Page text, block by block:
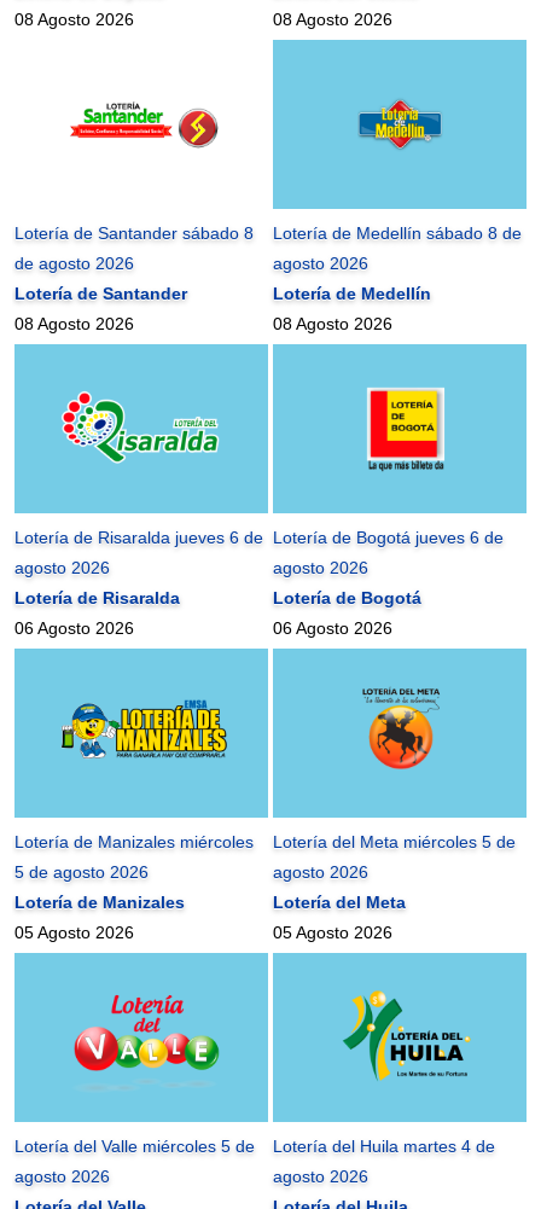
08 Agosto 2026
08 Agosto 2026
Lotería de Santander sábado 8
de agosto 2026
Lotería de Santander
08 Agosto 2026
Lotería de Medellín sábado 8 de
agosto 2026
Lotería de Medellín
08 Agosto 2026
Lotería de Risaralda jueves 6 de
agosto 2026
Lotería de Risaralda
06 Agosto 2026
Lotería de Bogotá jueves 6 de
agosto 2026
Lotería de Bogotá
06 Agosto 2026
Lotería de Manizales miércoles
5 de agosto 2026
Lotería de Manizales
05 Agosto 2026
Lotería del Meta miércoles 5 de
agosto 2026
Lotería del Meta
05 Agosto 2026
Lotería del Valle miércoles 5 de
agosto 2026
Lotería del Huila martes 4 de
agosto 2026